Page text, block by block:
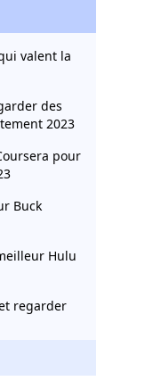
valent la
des
2023
pour
Buck
Hulu
regarder
pop-corn